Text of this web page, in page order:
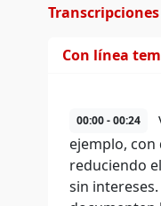
Transcripciones
Con línea
00:00 - 00:24
ejemplo, con
reduciendo
sin